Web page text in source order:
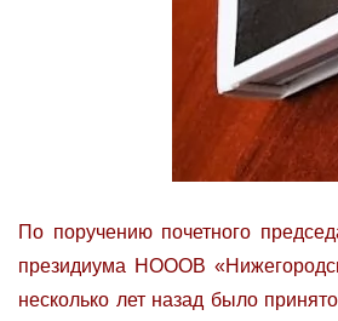
По поручению почетного
президиума НОООВ
несколько лет назад было